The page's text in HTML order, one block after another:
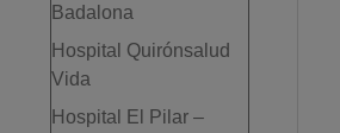
Badalona
Hospital Quirónsalud
Vida
Hospital El Pilar –